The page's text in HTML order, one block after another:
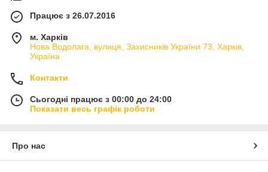
Працює з 26.07.2016
м. Харків
Нова Водолага, вулиця, Захисників України 73, Харків,
Україна
Контакти
Сьогодні працює з 00:00 до 24:00
Показати весь графік роботи
Про нас